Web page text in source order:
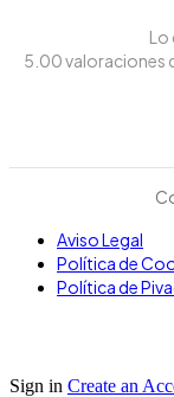
Lo
5.00 valoraciones
Aviso Legal
Política de
Política de
Sign in Create an